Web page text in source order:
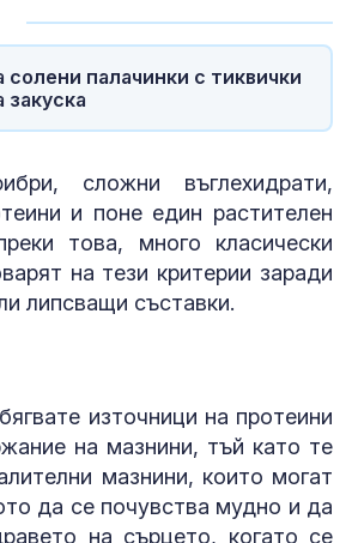
солени палачинки с тиквички
закуска
сложни въглехидрати,
и поне един растителен
това, много класически
на тези критерии заради
липсващи съставки.
източници на протеини
на мазнини, тъй като те
мазнини, които могат
да се почувства мудно и да
на сърцето, когато се